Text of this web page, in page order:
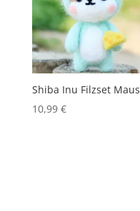
Shiba Inu Filzset Maus
10,99 €